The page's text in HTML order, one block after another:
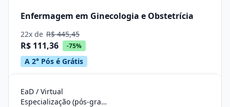
Enfermagem em Ginecologia e Obstetrícia
22x de R$ 445,45
R$ 111,36 -75%
A 2° Pós é Grátis
EaD / Virtual
Especialização (pós-graduação)